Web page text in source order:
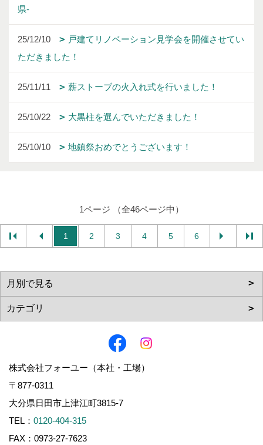
県-
25/12/10
戸建てリノベーション見学会を開催させてい
ただきました！
25/11/11 薪ストーブの火入れ式を行いました！
25/10/22 大黒柱を選んでいただきました！
25/10/10 地鎮祭おめでとうございます！
1ページ （全46ページ中）
1 2 3 4 5 6
株式会社フォーユー（本社・工場）
〒877-0311
大分県日田市上津江町3815-7
TEL： 0120-404-315
FAX：0973-27-7623